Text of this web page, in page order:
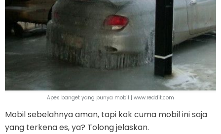
Apes banget yang punya mobil | www.reddit.com
Mobil sebelahnya aman, tapi kok cuma mobil ini saja
yang terkena es, ya? Tolong jelaskan.